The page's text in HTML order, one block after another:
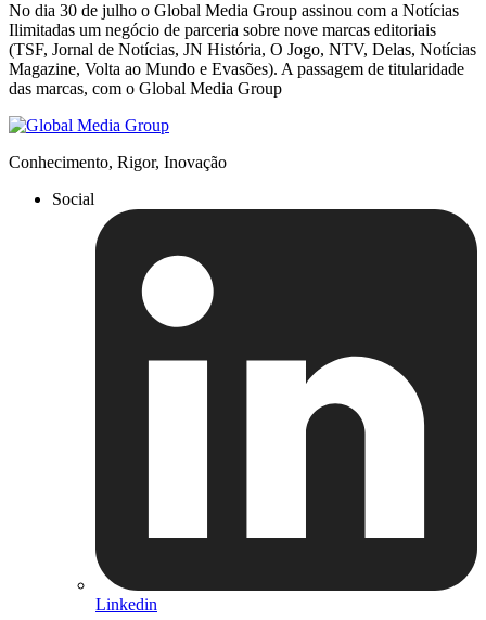
No dia 30 de julho o Global Media Group assinou com a Notícias
Ilimitadas um negócio de parceria sobre nove marcas editoriais
(TSF, Jornal de Notícias, JN História, O Jogo, NTV, Delas, Notícias
Magazine, Volta ao Mundo e Evasões). A passagem de titularidade
das marcas, com o Global Media Group
Conhecimento, Rigor, Inovação
Social
Linkedin